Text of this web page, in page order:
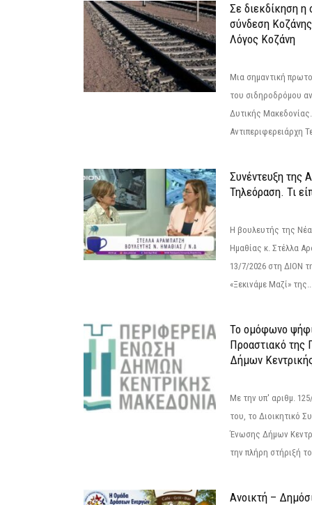
Σε διεκδίκηση η
σύνδεση
Λόγος Κοζάνη
Μια σημαντική
του σιδηροδρόμου
Δυτικής
Αντιπεριφερειάρχη
Συνέντευξη της
Τηλεόραση. Τι
Η βουλευτής της
Ημαθίας κ. Στέλλα
13/7/2026 στη ΔΙΟΝ
«Ξεκινάμε Μαζί»
Το ομόφωνο
Προαστιακό της
Δήμων
Με την υπ' αριθμ.
του, το Διοικητικό
Ένωσης Δήμων
την πλήρη στήριξή
Ανοικτή –